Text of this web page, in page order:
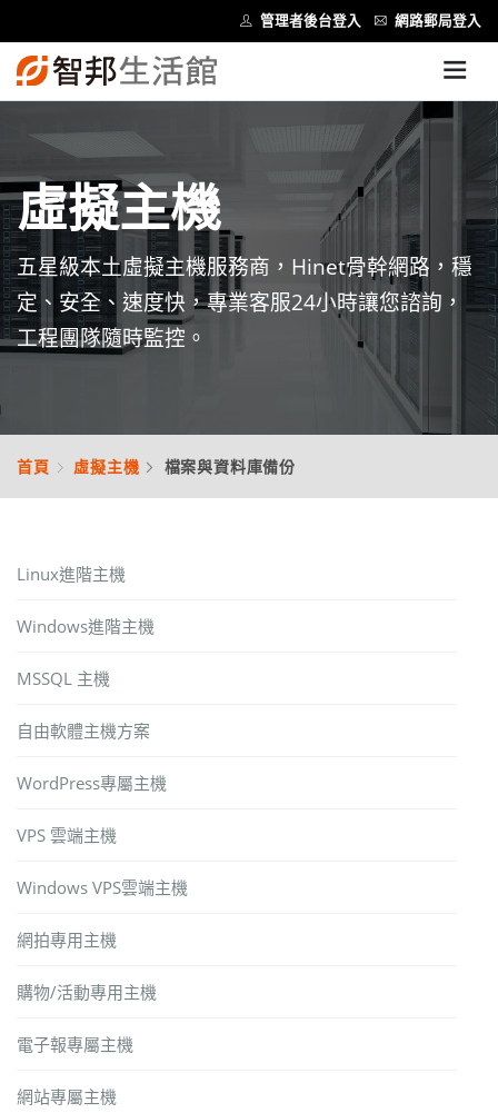
管理者後台登入 網路郵局登入
虛擬主機
五星級本土虛擬主機服務商，Hinet骨幹網路，穩
定、安全、速度快，專業客服24小時讓您諮詢，
工程團隊隨時監控。
首頁 虛擬主機 檔案與資料庫備份
Linux進階主機
Windows進階主機
MSSQL 主機
自由軟體主機方案
WordPress專屬主機
VPS 雲端主機
Windows VPS雲端主機
網拍專用主機
購物/活動專用主機
電子報專屬主機
網站專屬主機